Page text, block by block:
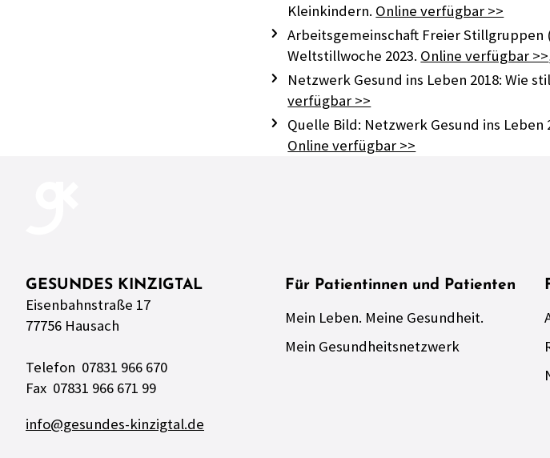
Kleinkindern. Online verfügbar >>
Arbeitsgemeinschaft Freier Stillgruppen
Weltstillwoche 2023. Online verfügbar >>
Netzwerk Gesund ins Leben 2018: Wie
verfügbar >>
Quelle Bild: Netzwerk Gesund ins
Online verfügbar >>
GESUNDES KINZIGTAL
Eisenbahnstraße 17
77756 Hausach
Telefon 07831 966 670
Fax 07831 966 671 99
info@gesundes-kinzigtal.de
Für Patientinnen und Patienten
Mein Leben. Meine Gesundheit.
Mein Gesundheitsnetzwerk